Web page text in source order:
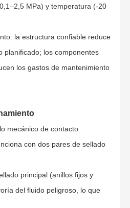
MPa) y temperatura (-20
la estructura confiable reduce
planificado; los componentes
los gastos de mantenimiento
mecánico de contacto
con dos pares de sellado
principal (anillos fijos y
del fluido peligroso, lo que